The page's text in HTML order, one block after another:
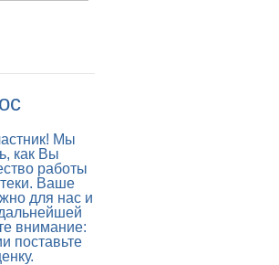
Мы
как Вы
работы
Ваше
для нас и
внимание:
поставьте